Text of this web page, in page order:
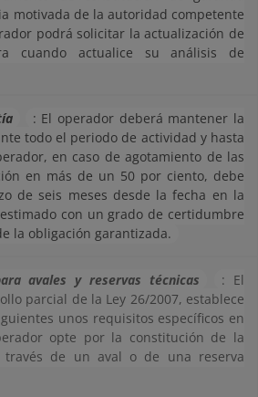
motivada de la autoridad competente
podrá solicitar la actualización de
cuando actualice su análisis de
: El operador deberá mantener la
todo el periodo de actividad y hasta
en caso de agotamiento de las
en más de un 50 por ciento, debe
de seis meses desde la fecha en la
con un grado de certidumbre
la obligación garantizada.
avales y reservas técnicas
: El
parcial de la Ley 26/2007, establece
unos requisitos específicos en
opte por la constitución de la
través de un aval o de una reserva